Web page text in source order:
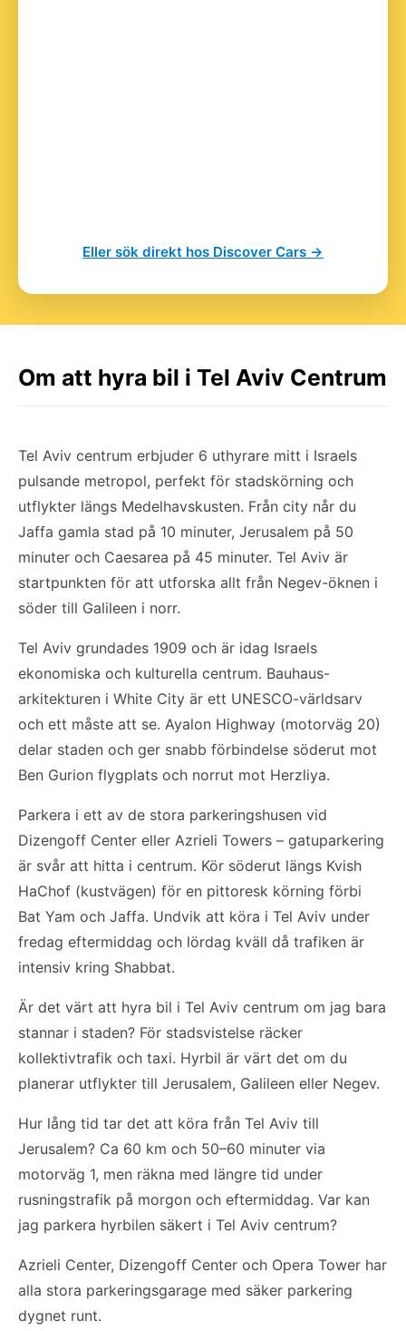
Eller sök direkt hos Discover Cars →
Om att hyra bil i Tel Aviv Centrum
Tel Aviv centrum erbjuder 6 uthyrare mitt i Israels
pulsande metropol, perfekt för stadskörning och
utflykter längs Medelhavskusten. Från city når du
Jaffa gamla stad på 10 minuter, Jerusalem på 50
minuter och Caesarea på 45 minuter. Tel Aviv är
startpunkten för att utforska allt från Negev-öknen i
söder till Galileen i norr.
Tel Aviv grundades 1909 och är idag Israels
ekonomiska och kulturella centrum. Bauhaus-
arkitekturen i White City är ett UNESCO-världsarv
och ett måste att se. Ayalon Highway (motorväg 20)
delar staden och ger snabb förbindelse söderut mot
Ben Gurion flygplats och norrut mot Herzliya.
Parkera i ett av de stora parkeringshusen vid
Dizengoff Center eller Azrieli Towers – gatuparkering
är svår att hitta i centrum. Kör söderut längs Kvish
HaChof (kustvägen) för en pittoresk körning förbi
Bat Yam och Jaffa. Undvik att köra i Tel Aviv under
fredag eftermiddag och lördag kväll då trafiken är
intensiv kring Shabbat.
Är det värt att hyra bil i Tel Aviv centrum om jag bara
stannar i staden? För stadsvistelse räcker
kollektivtrafik och taxi. Hyrbil är värt det om du
planerar utflykter till Jerusalem, Galileen eller Negev.
Hur lång tid tar det att köra från Tel Aviv till
Jerusalem? Ca 60 km och 50–60 minuter via
motorväg 1, men räkna med längre tid under
rusningstrafik på morgon och eftermiddag. Var kan
jag parkera hyrbilen säkert i Tel Aviv centrum?
Azrieli Center, Dizengoff Center och Opera Tower har
alla stora parkeringsgarage med säker parkering
dygnet runt.